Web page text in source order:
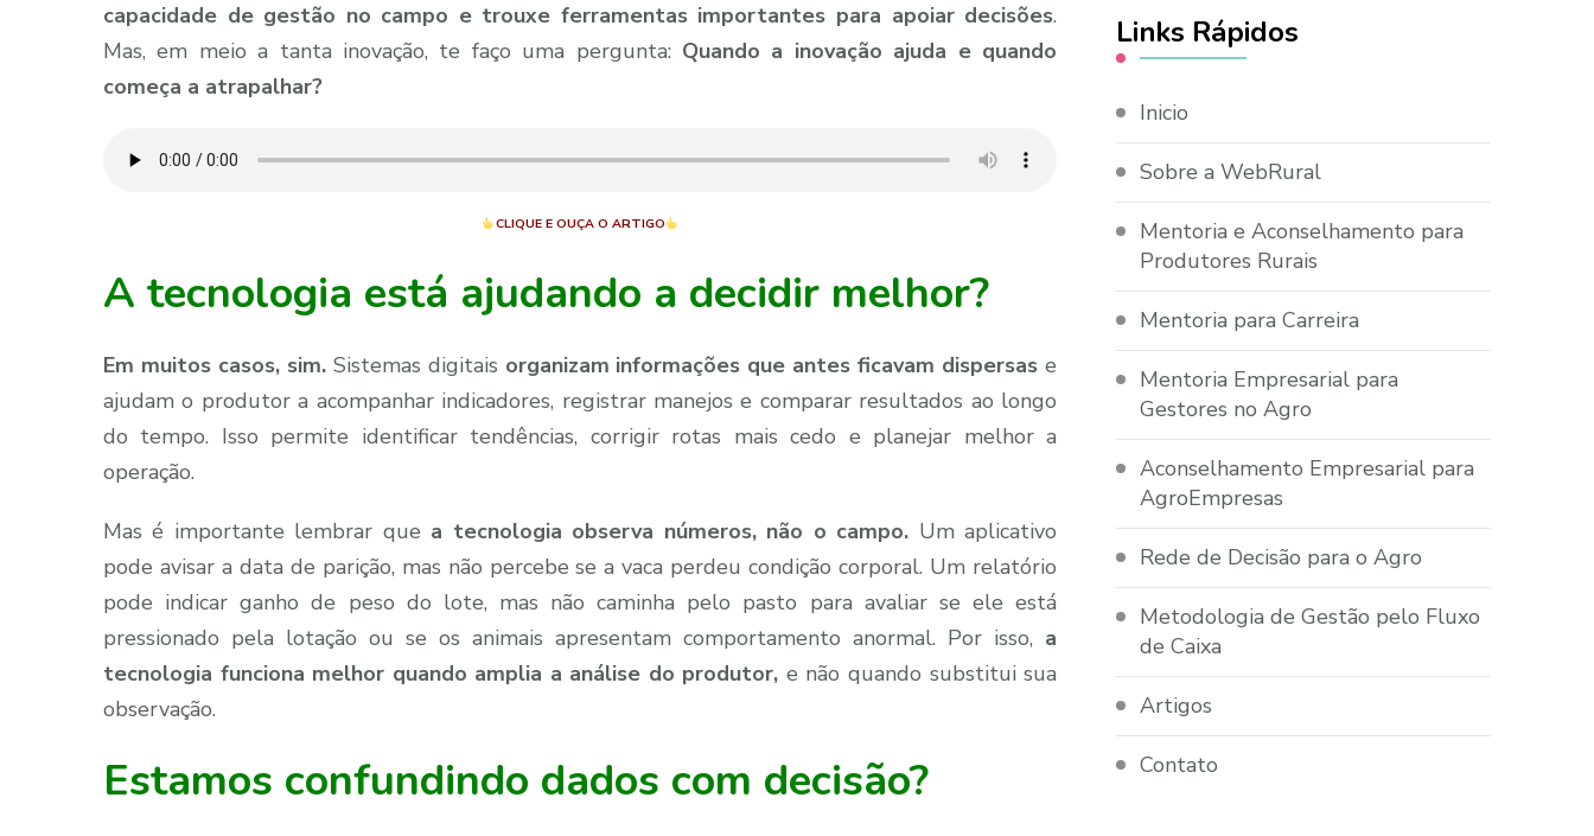
capacidade de gestão no campo e trouxe ferramentas importantes para apoiar decisões.
Mas, em meio a tanta inovação, te faço uma pergunta: Quando a inovação ajuda e quando
começa a atrapalhar?
CLIQUE E OUÇA O ARTIGO
A tecnologia está ajudando a decidir melhor?
Em muitos casos, sim.Sistemas digitais organizam informações que antes ficavam dispersas e
ajudam o produtor a acompanhar indicadores, registrar manejos e comparar resultados ao longo
do tempo. Isso permite identificar tendências, corrigir rotas mais cedo e planejar melhor a
operação.
Mas é importante lembrar que a tecnologia observa números, não o campo. Um aplicativo
pode avisar a data de parição, mas não percebe se a vaca perdeu condição corporal. Um relatório
pode indicar ganho de peso do lote, mas não caminha pelo pasto para avaliar se ele está
pressionado pela lotação ou se os animais apresentam comportamento anormal. Por isso, a
tecnologia funciona melhor quando amplia a análise do produtor, e não quando substitui sua
observação.
Estamos confundindo dados com decisão?
Links Rápidos
Inicio
Sobre a WebRural
Mentoria e Aconselhamento para
Produtores Rurais
Mentoria para Carreira
Mentoria Empresarial para
Gestores no Agro
Aconselhamento Empresarial para
AgroEmpresas
Rede de Decisão para o Agro
Metodologia de Gestão pelo Fluxo
de Caixa
Artigos
Contato